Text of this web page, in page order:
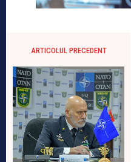
ARTICOLUL PRECEDENT